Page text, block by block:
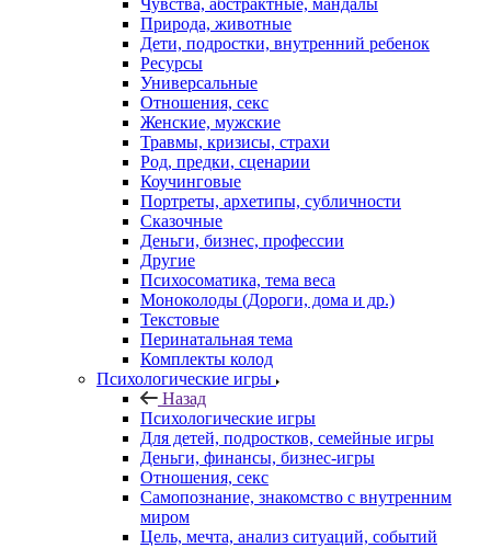
Чувства, абстрактные, мандалы
Природа, животные
Дети, подростки, внутренний ребенок
Ресурсы
Универсальные
Отношения, секс
Женские, мужские
Травмы, кризисы, страхи
Род, предки, сценарии
Коучинговые
Портреты, архетипы, субличности
Сказочные
Деньги, бизнес, профессии
Другие
Психосоматика, тема веса
Моноколоды (Дороги, дома и др.)
Текстовые
Перинатальная тема
Комплекты колод
Психологические игры
Назад
Психологические игры
Для детей, подростков, семейные игры
Деньги, финансы, бизнес-игры
Отношения, секс
Самопознание, знакомство с внутренним
миром
Цель, мечта, анализ ситуаций, событий